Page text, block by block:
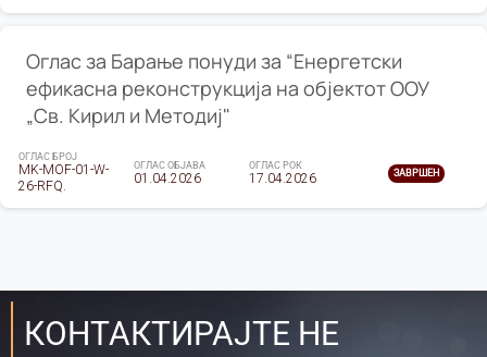
Оглас за Барање понуди за “Енергетски
ефикасна реконструкција на објектот ООУ
„Св. Кирил и Методиј"
ОГЛАС БРОЈ
MK-MOF-01-W-
26-RFQ.
ОГЛАС ОБЈАВА
01.04.2026
ОГЛАС РОК
17.04.2026 ЗАВРШЕН
КОНТАКТИРАЈТЕ НЕ